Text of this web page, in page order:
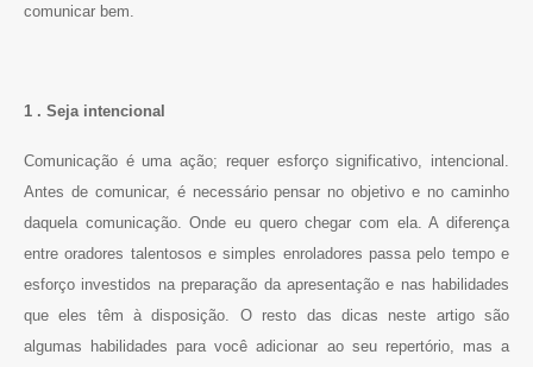
comunicar bem.
1 . Seja intencional
Comunicação é uma ação; requer esforço significativo, intencional.
Antes de comunicar, é necessário pensar no objetivo e no caminho
daquela comunicação. Onde eu quero chegar com ela. A diferença
entre oradores talentosos e simples enroladores passa pelo tempo e
esforço investidos na preparação da apresentação e nas habilidades
que eles têm à disposição. O resto das dicas neste artigo são
algumas habilidades para você adicionar ao seu repertório, mas a